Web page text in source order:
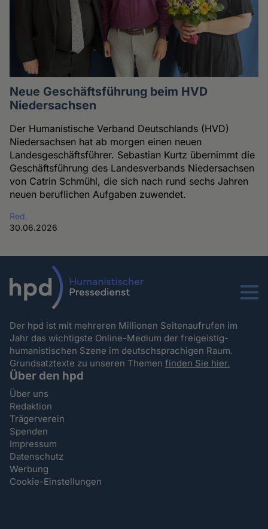
Neue Geschäftsführung beim HVD
Niedersachsen
Der Humanistische Verband Deutschlands (HVD)
Niedersachsen hat ab morgen einen neuen
Landesgeschäftsführer. Sebastian Kurtz übernimmt die
Geschäftsführung des Landesverbands Niedersachsen
von Catrin Schmühl, die sich nach rund sechs Jahren
neuen beruflichen Aufgaben zuwendet.
Red.
30.06.2026
Menu
Der hpd ist mit mehreren Millionen Seitenaufrufen im
Jahr das wichtigste Online-Medium der freigeistig-
humanistischen Szene im deutschsprachigen Raum.
Grundsatztexte zu unseren Themenfinden Sie hier.
Über den hpd
Über uns
Redaktion
Trägerverein
Spenden
Impressum
Datenschutz
Werbung
Cookie-Einstellungen